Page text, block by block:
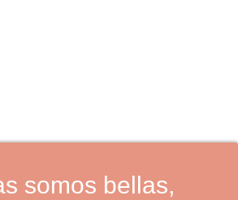
somos bellas,